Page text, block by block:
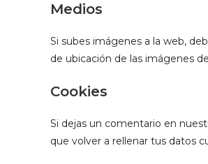
Medios
Si subes imágenes a la web,
de ubicación de las imágenes
Cookies
Si dejas un comentario en
que volver a rellenar tus datos